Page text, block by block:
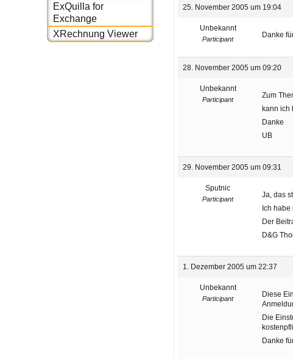
ExQuilla for
Exchange
XRechnung Viewer
25. November 2005 um 19:04
Unbekannt
Participant Danke
28. November 2005 um 09:20
Unbekannt
Participant
Zum
kann ich
Danke
UB
29. November 2005 um 09:31
Sputnic
Participant
Ja, das
Ich habe
Der
D&G
1. Dezember 2005 um 22:37
Unbekannt
Participant
Diese
Die
Danke